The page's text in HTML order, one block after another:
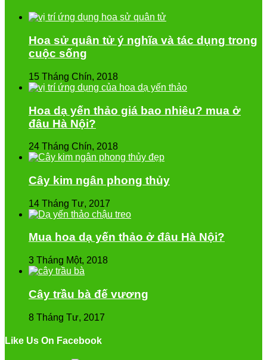
Hoa sử quân tử ý nghĩa và tác dụng trong
cuộc sống
15 Tháng Chín, 2018
Hoa dạ yến thảo giá bao nhiêu? mua ở
đâu Hà Nội?
24 Tháng Chín, 2018
Cây kim ngân phong thủy
14 Tháng Tư, 2017
Mua hoa dạ yến thảo ở đâu Hà Nội?
3 Tháng Một, 2018
Cây trầu bà đế vương
8 Tháng Tư, 2017
Like Us On Facebook